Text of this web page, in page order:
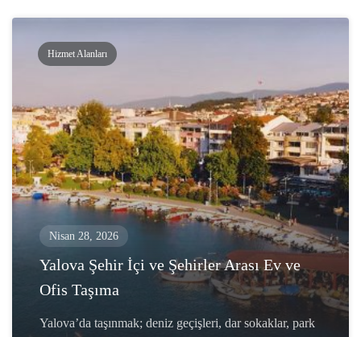
Hizmet Alanları
Nisan 28, 2026
Yalova Şehir İçi ve Şehirler Arası Ev ve
Ofis Taşıma
Yalova’da taşınmak; deniz geçişleri, dar sokaklar, park